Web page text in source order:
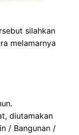
silahkan
melamarnya
diutamakan
/ Bangunan /